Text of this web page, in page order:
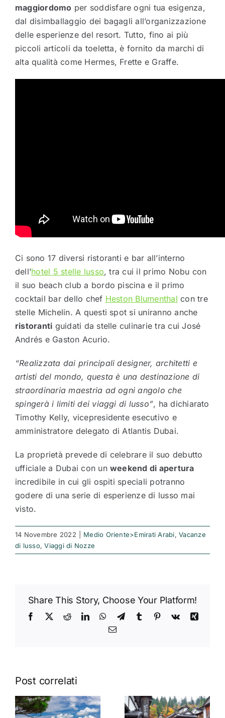
maggiordomo per soddisfare ogni tua esigenza,
dal disimballaggio dei bagagli all’organizzazione
delle esperienze del resort. Tutto, fino ai più
piccoli articoli da toeletta, è fornito da marchi di
alta qualità come Hermes, Frette e Graffe.
Ci sono 17 diversi ristoranti e bar all’interno
dell’hotel 5 stelle lusso, tra cui il primo Nobu con
il suo beach club a bordo piscina e il primo
cocktail bar dello chef Heston Blumenthal con tre
stelle Michelin. A questi spot si uniranno anche
ristoranti guidati da stelle culinarie tra cui José
Andrés e Gaston Acurio.
“Realizzata dai principali designer, architetti e
artisti del mondo, questa è una destinazione di
straordinaria maestria ad ogni angolo che
spingerà i limiti dei viaggi di lusso”, ha dichiarato
Timothy Kelly, vicepresidente esecutivo e
amministratore delegato di Atlantis Dubai.
La proprietà prevede di celebrare il suo debutto
ufficiale a Dubai con unweekend di apertura
incredibile in cui gli ospiti speciali potranno
godere di una serie di esperienze di lusso mai
visto.
14 Novembre 2022 Medio Oriente>Emirati Arabi,Vacanze
di lusso,Viaggi di Nozze
Share This Story, Choose Your Platform!
Facebook
X RedditLinkedInWhatsApp
TelegramTumblr Pinterest
Vk
Xing
Email
Post correlati